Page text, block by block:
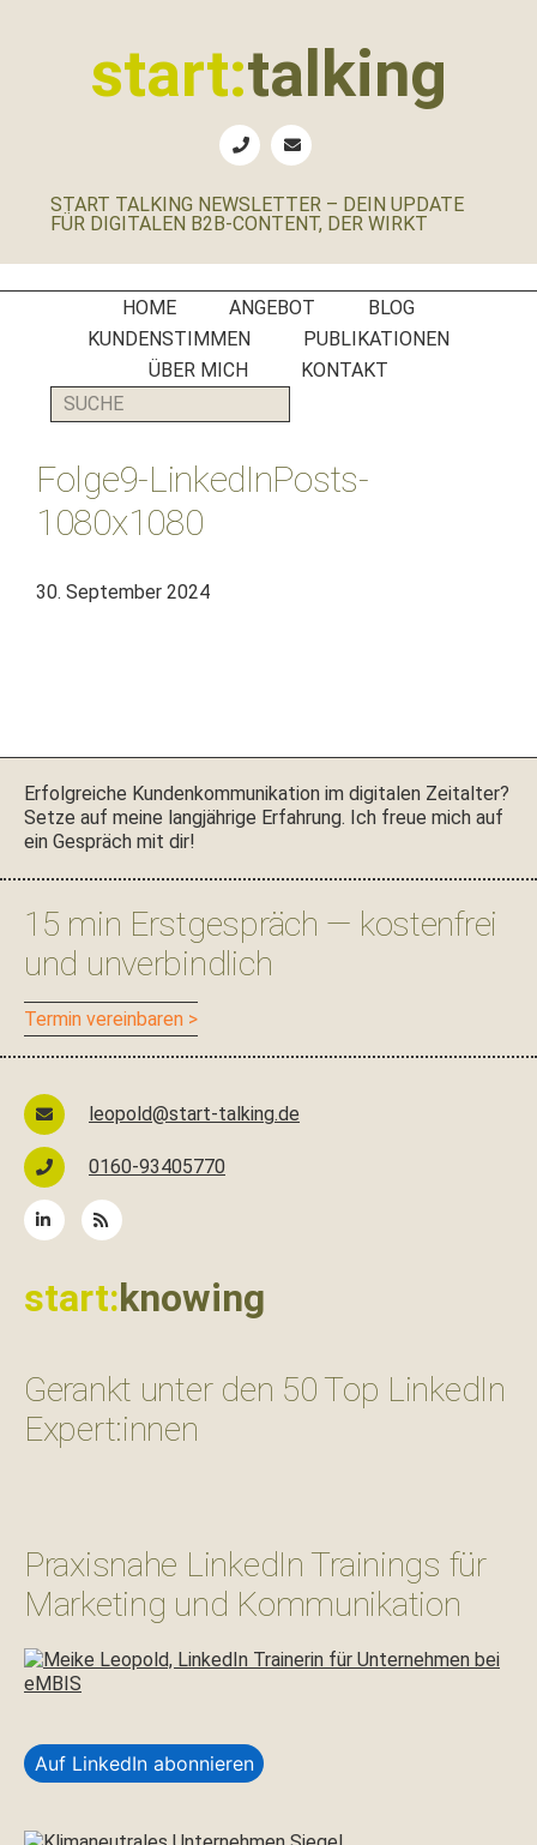
start:talking
B2B-
Social
Media
Manager
PR-
Agenturen
START TALKING NEWSLETTER – DEIN UPDATE
FÜR DIGITALEN B2B-CONTENT, DER WIRKT
HOME ANGEBOT
BLOG
KUNDENSTIMMEN
PUBLIKATIONEN
ÜBER MICH
KONTAKT
SUCHE
Folge9-LinkedInPosts-
1080x1080
30. September 2024
Erfol­gre­iche Kun­denkom­mu­nika­tion im dig­i­tal­en Zeital­ter?
Set­ze auf meine langjährige Erfahrung. Ich freue mich auf
ein Gespräch mit dir!
15 min Erstgespräch — kostenfrei
und unverbindlich
Ter­min vereinbaren >
leopold@start-talking.de
0160-93405770
start:knowing
Gerankt unter den 50 Top LinkedIn
Expert:innen
Praxisnahe LinkedIn Trainings für
Marketing und Kommunikation
Auf LinkedIn abonnieren